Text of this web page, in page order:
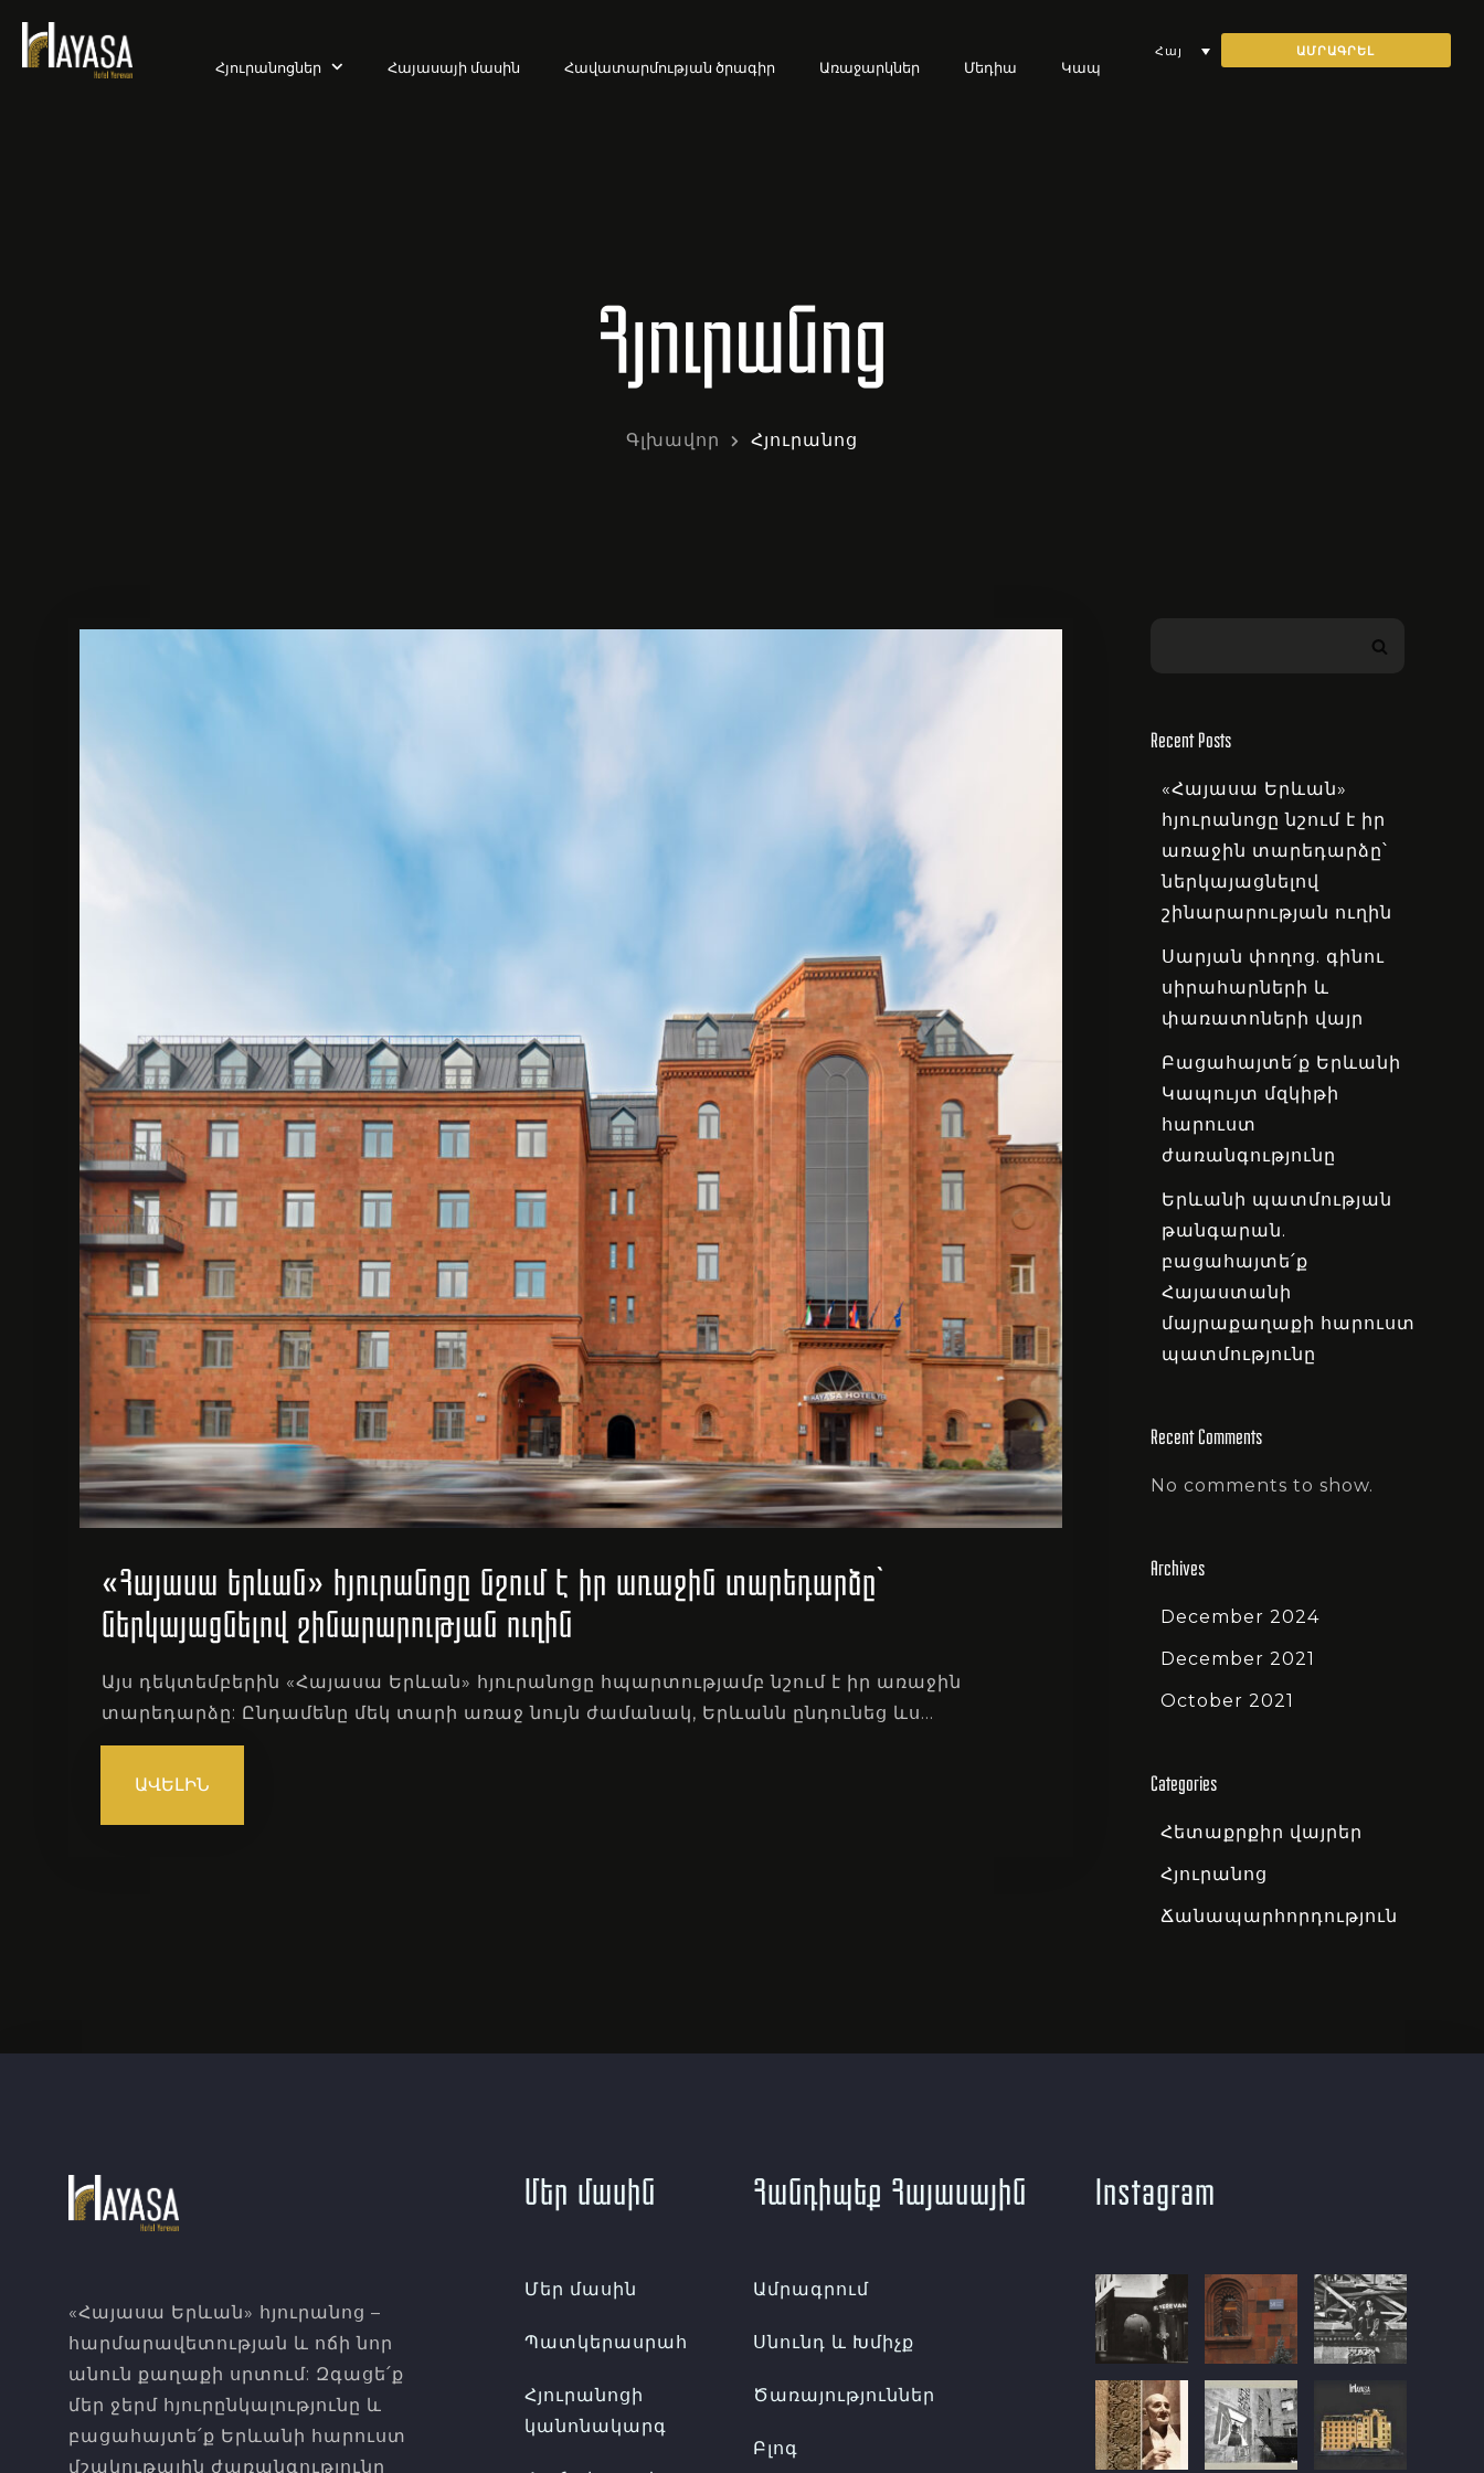
Հյուրանոցներ Հայասայի մասին Հավատարմության ծրագիր Առաջարկներ Մեդիա Կապ
Հայ ԱՄՐԱԳՐԵԼ
Հյուրանոց
Գլխավոր Հյուրանոց
«Հայասա Երևան» հյուրանոցը նշում է իր առաջին տարեդարձը՝
ներկայացնելով շինարարության ուղին
Այս դեկտեմբերին «Հայասա Երևան» հյուրանոցը հպարտությամբ նշում է իր առաջին
տարեդարձը: Ընդամենը մեկ տարի առաջ նույն ժամանակ, Երևանն ընդունեց ևս…
ԱՎԵԼԻՆ
Recent Posts
«Հայասա Երևան»
հյուրանոցը նշում է իր
առաջին տարեդարձը՝
ներկայացնելով
շինարարության ուղին
Սարյան փողոց. գինու
սիրահարների և
փառատոների վայր
Բացահայտե՛ք Երևանի
Կապույտ մզկիթի
հարուստ
ժառանգությունը
Երևանի պատմության
թանգարան.
բացահայտե՛ք
Հայաստանի
մայրաքաղաքի հարուստ
պատմությունը
Recent Comments
No comments to show.
Archives
December 2024
December 2021
October 2021
Categories
Հետաքրքիր վայրեր
Հյուրանոց
Ճանապարհորդություն
«Հայասա Երևան» հյուրանոց –
հարմարավետության և ոճի նոր
անուն քաղաքի սրտում: Զգացե՛ք
մեր ջերմ հյուրընկալությունը և
բացահայտե՛ք Երևանի հարուստ
մշակութային ժառանգությունը
Մեր մասին
Մեր մասին
Պատկերասրահ
Հյուրանոցի
կանոնակարգ
Հանդիպեք Հայասային
Ամրագրում
Սնունդ և Խմիչք
Ծառայություններ
Բլոգ
Instagram